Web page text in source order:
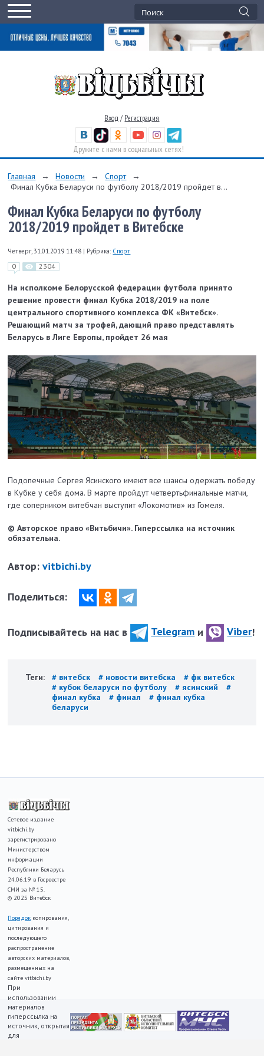
Вход / Регистрация
Дружите с нами в социальных сетях!
Главная → Новости → Спорт
→
Финал Кубка Беларуси по футболу 2018/2019 пройдет в...
Финал Кубка Беларуси по футболу
2018/2019 пройдет в Витебске
Четверг, 31.01.2019 11:48 | Рубрика: Спорт
0 2304
На исполкоме Белорусской федерации футбола принято
решение провести финал Кубка 2018/2019 на поле
центрального спортивного комплекса ФК «Витебск».
Решающий матч за трофей, дающий право представлять
Беларусь в Лиге Европы, пройдет 26 мая
Подопечные Сергея Ясинского имеют все шансы одержать победу
в Кубке у себя дома. В марте пройдут четвертьфинальные матчи,
где соперником витебчан выступит «Локомотив» из Гомеля.
© Авторское право «Витьбичи». Гиперссылка на источник
обязательна.
Автор:vitbichi.by
Поделиться:
Подписывайтесь на нас в Telegram и Viber!
Теги: # витебск # новости витебска
# фк витебск
# кубок беларуси по футболу
# ясинский
#
финал кубка
# финал
# финал кубка
беларуси
Сетевое издание
vitbichi.by
зарегистрировано
Министерством
информации
Республики Беларусь
24.06.19 в Госреестре
СМИ за № 15.
© 2025 Витебск
Порядок копирования,
цитирования и
последующего
распространение
авторских материалов,
размещенных на
сайте vitbichi.by
При
использовании
материалов
гиперссылка на
источник, открытая
для